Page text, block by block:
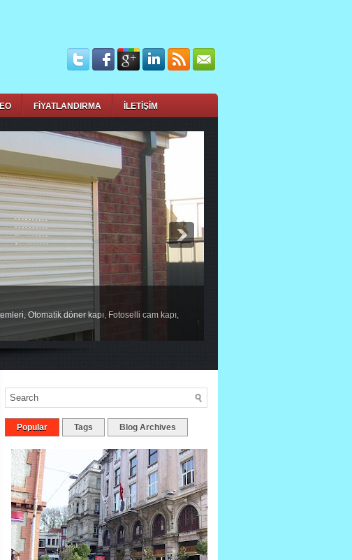
FİYATLANDIRMA İLETİŞİM
Otomatik döner kapı, Fotoselli cam kapı,
Popular Tags Blog Archives